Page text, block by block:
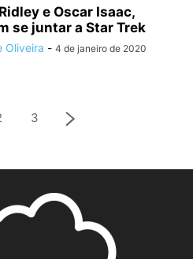
e Oscar Isaac,
se juntar a Star Trek
Oliveira - 4 de janeiro de 2020
3